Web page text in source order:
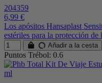
204359
6,99 €
Los apósitos Hansaplast
estériles para la protección de
Añadir a la cesta
Puntos Trébol: 0.6